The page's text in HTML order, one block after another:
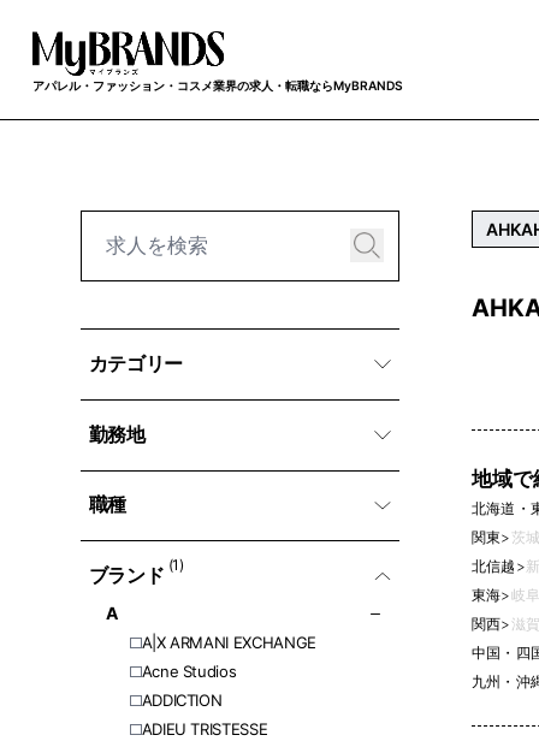
アパレル・ファッション・コスメ業界の求人・転職ならMyBRANDS
カテゴリー
勤務地
職種
ブランド (1)
A
A|X ARMANI EXCHANGE
Acne Studios
ADDICTION
ADIEU TRISTESSE
地域で
北海道・
関東> 茨
北信越 >
東海>岐
関西>滋
中国・四
九州・沖